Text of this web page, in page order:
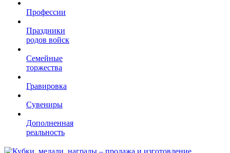
Профессии
Праздники
родов войск
Семейные
торжества
Гравировка
Сувениры
Дополненная
реальность